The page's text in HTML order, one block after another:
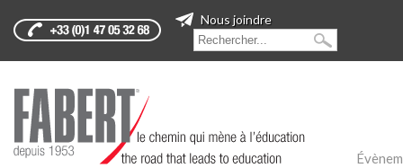
Nous joindre